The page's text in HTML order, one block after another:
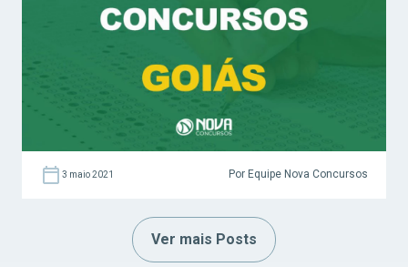
guia GRÁTIS A Lei Orçamentária não trouxe
nenhuma previsão de certames por conta
das restrições […]
3 maio 2021 Por Equipe Nova Concursos
Ver mais Posts